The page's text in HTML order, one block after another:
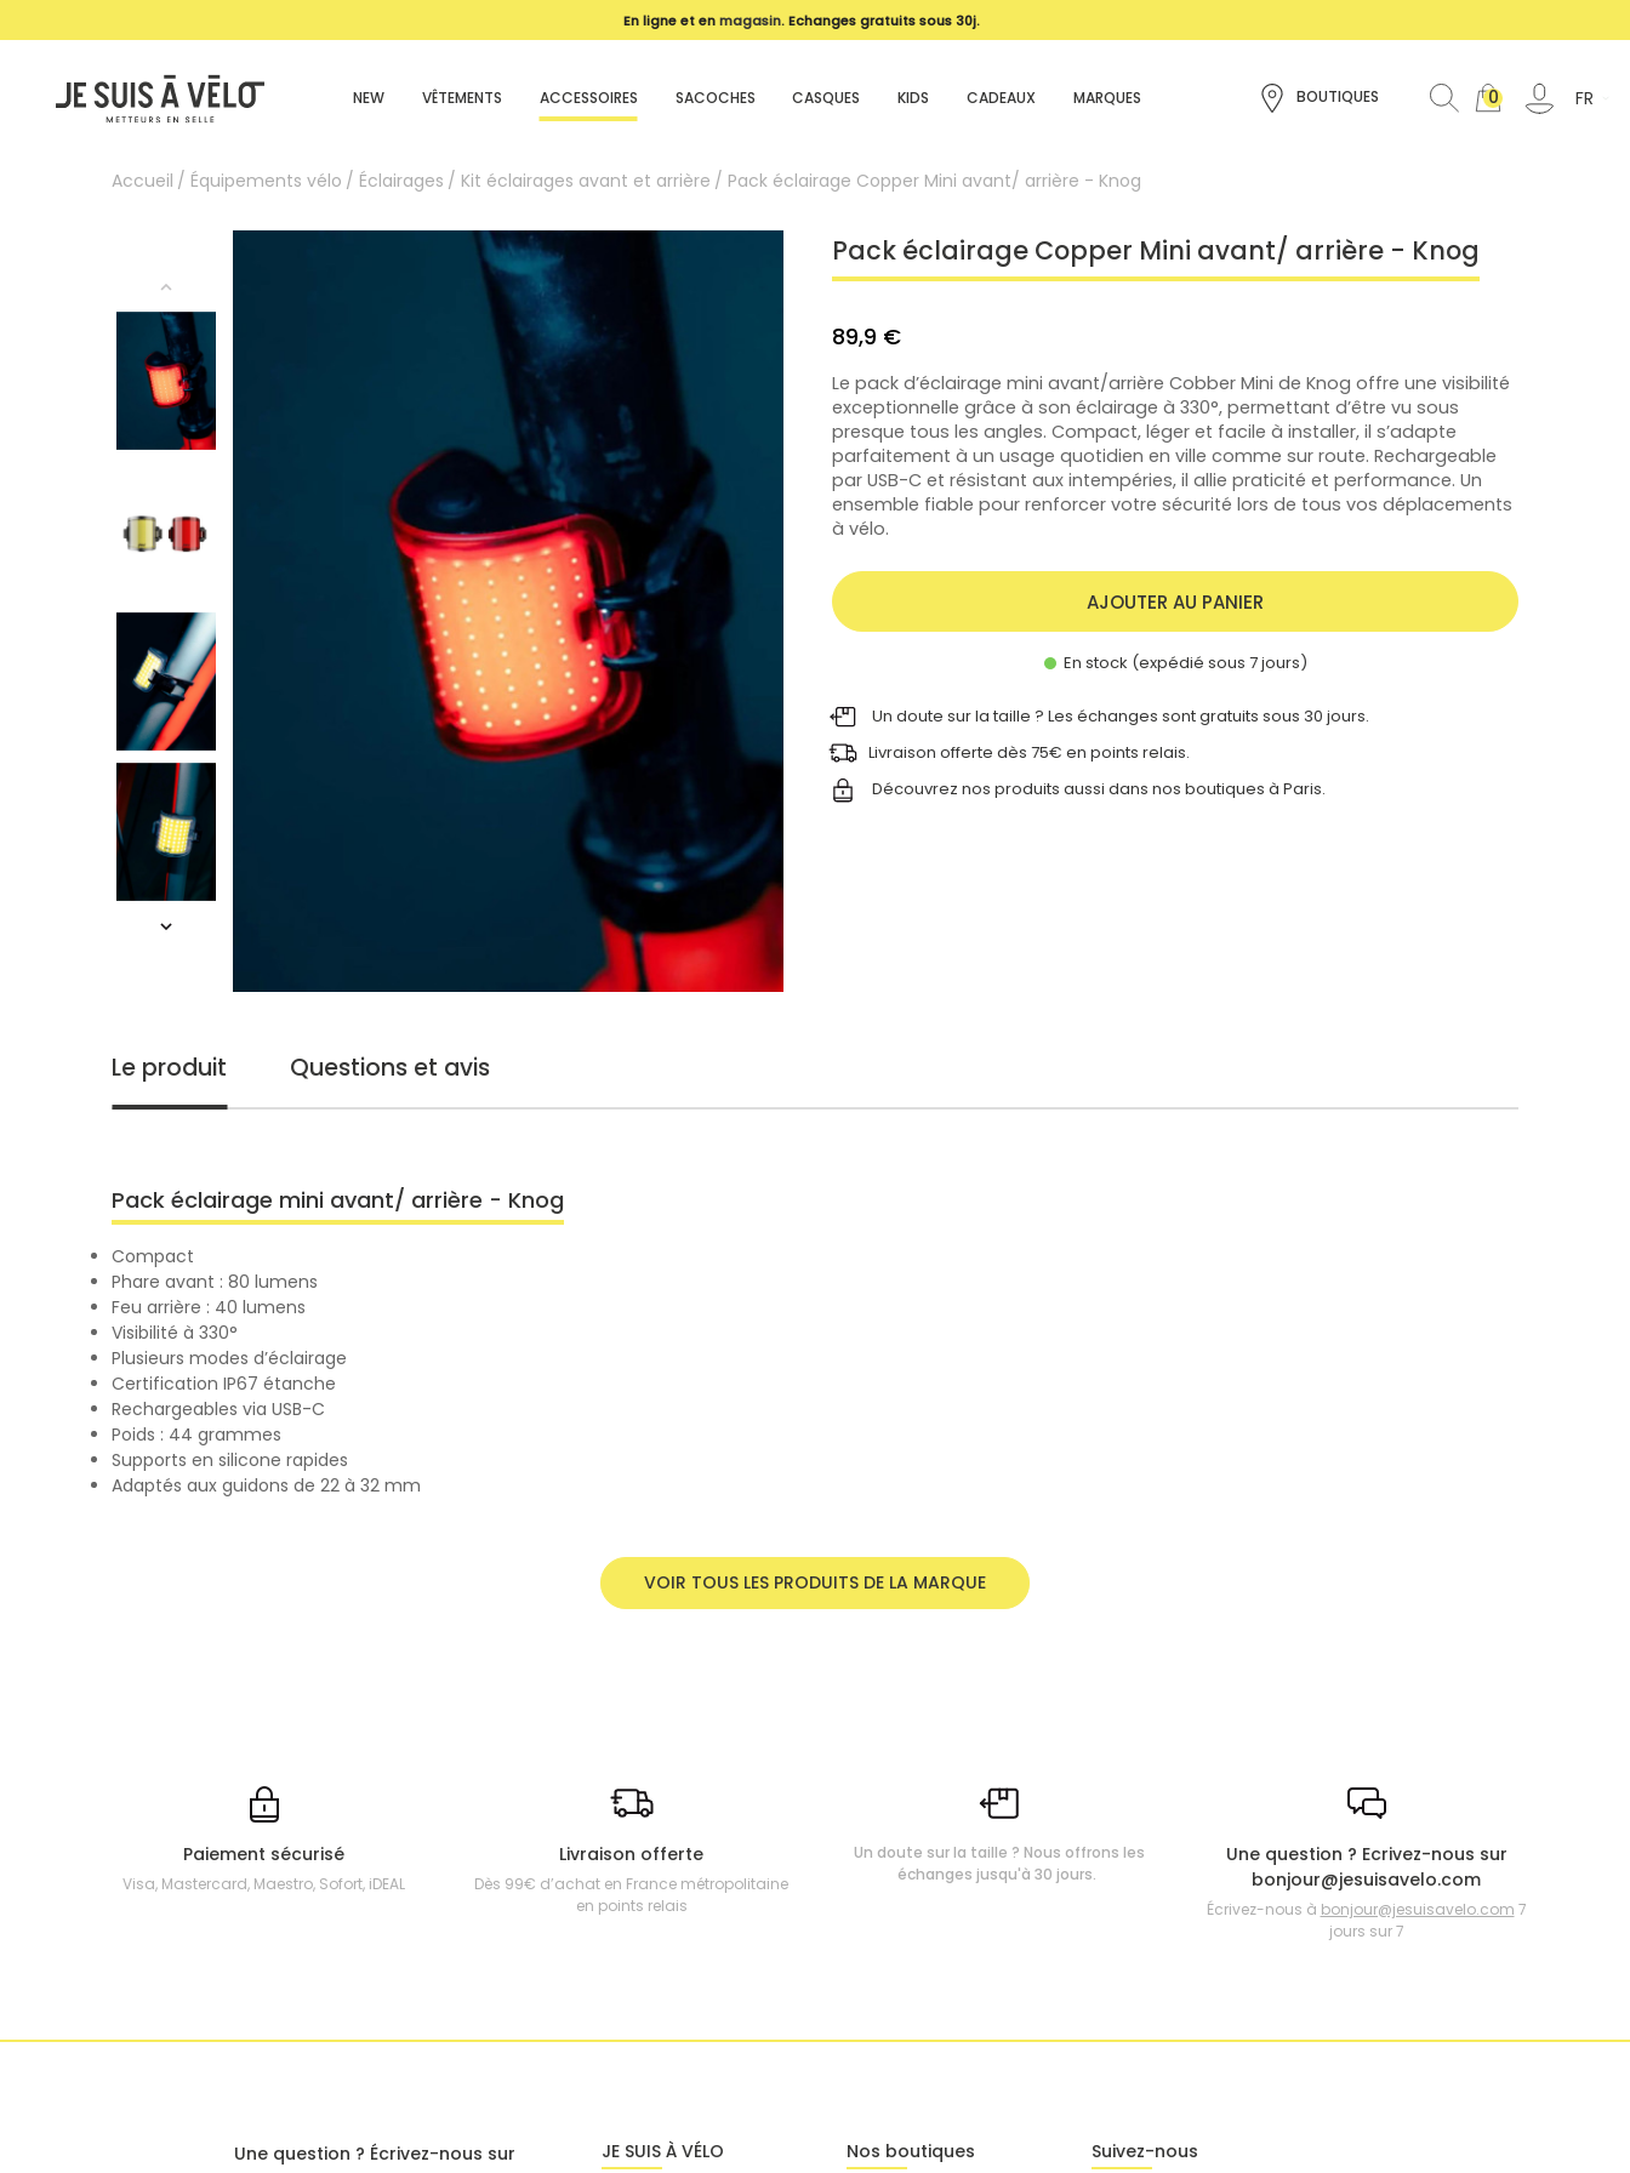
En ligne et enmagasin. Echanges gratuits sous 30j.
NEW VÊTEMENTS ACCESSOIRES SACOCHES CASQUES KIDS CADEAUX MARQUES BOUTIQUES 0 FR
Accueil Équipements vélo Éclairages Kit éclairages avant et arrière Pack éclairage Copper Mini avant/ arrière - Knog
Pack éclairage Copper Mini avant/ arrière - Knog
89,9 €
Le pack d’éclairage mini avant/arrière Cobber Mini de Knog offre une visibilité
exceptionnelle grâce à son éclairage à 330°, permettant d’être vu sous
presque tous les angles. Compact, léger et facile à installer, il s’adapte
parfaitement à un usage quotidien en ville comme sur route. Rechargeable
par USB-C et résistant aux intempéries, il allie praticité et performance. Un
ensemble fiable pour renforcer votre sécurité lors de tous vos déplacements
à vélo.
AJOUTER AU PANIER
En stock (expédié sous 7 jours)
Un doute sur la taille ? Les échanges sont gratuits sous 30 jours.
Livraison offerte dès 75€ en points relais.
Découvrez nos produits aussi dans nos boutiques à Paris.
Le produit Questions et avis
Pack éclairage mini avant/ arrière - Knog
Compact
Phare avant : 80 lumens
Feu arrière : 40 lumens
Visibilité à 330°
Plusieurs modes d’éclairage
Certification IP67 étanche
Rechargeables via USB-C
Poids : 44 grammes
Supports en silicone rapides
Adaptés aux guidons de 22 à 32 mm
VOIR TOUS LES PRODUITS DE LA MARQUE
Paiement sécurisé
Visa, Mastercard, Maestro, Sofort, iDEAL
Livraison offerte
Dès 99€ d’achat en France métropolitaine
en points relais
Un doute sur la taille ? Nous offrons les
échanges jusqu'à 30 jours.
Une question ? Ecrivez-nous sur
bonjour@jesuisavelo.com
Écrivez-nous à bonjour@jesuisavelo.com 7
jours sur 7
Une question ? Écrivez-nous sur
JE SUIS À VÉLO Nos boutiques Suivez-nous